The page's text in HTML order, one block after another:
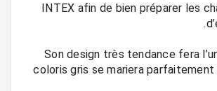
INTEX afin de bien préparer les
Son design très tendance fera
coloris gris se mariera parfaitement